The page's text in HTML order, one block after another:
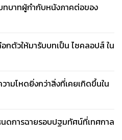
ทบาทผู้กำกับหนังภาคต่อของ
กตัวให้มารับบทเป็น ไซคลอปส์ ใน
ามโหดยิ่งกว่าสิ่งที่เคยเกิดขึ้นใน
ดการฉายรอบปฐมทัศน์ที่เทศกาล